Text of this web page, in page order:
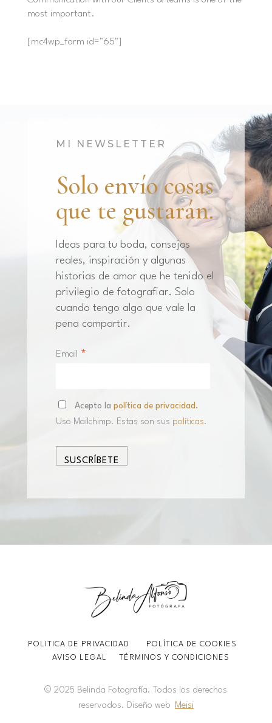
most important.
[mc4wp_form id="65"]
MI NEWSLETTER
Solo envío cosas
que te gustarán.
Ideas para tu boda, consejos
reales, inspiración y algunas
historias de amor que he tenido el
privilegio de fotografiar. Solo
cuando tengo algo que vale la
pena compartir.
Email *
Acepto la política de privacidad.
Uso Mailchimp. Estas son sus políticas.
POLITICA DE PRIVACIDAD
POLÍTICA DE COOKIES
AVISO LEGAL
TÉRMINOS Y CONDICIONES
© 2025 Belinda Fotografía. Todos los derechos
reservados. Diseño web Meisi